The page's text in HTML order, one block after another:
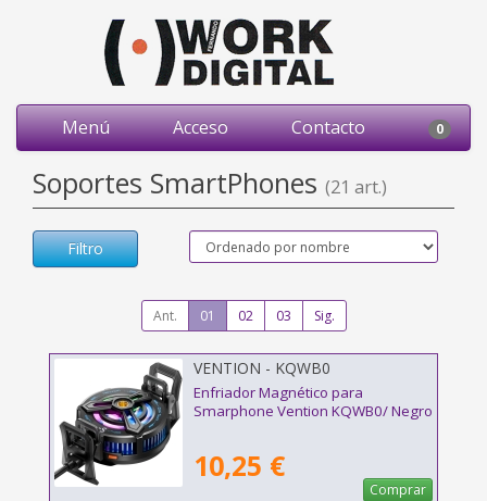
Menú Acceso Contacto 0
Soportes SmartPhones (21 art.)
Filtro
Ant. 01 02 03 Sig.
VENTION - KQWB0
Enfriador Magnético para
Smarphone Vention KQWB0/ Negro
10,25 €
Comprar